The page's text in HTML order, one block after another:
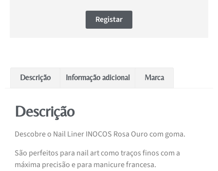
Registar
Descrição Informação adicional Marca
Descrição
Descobre o Nail Liner INOCOS Rosa Ouro com goma.
São perfeitos para nail art como traços finos com a
máxima precisão e para manicure francesa.